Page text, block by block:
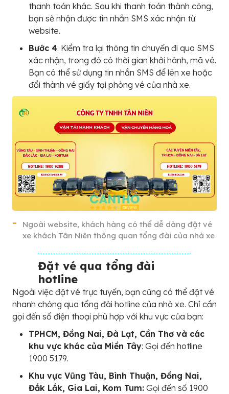
thanh toán khác. Sau khi thanh toán thành công,
bạn sẽ nhận được tin nhắn SMS xác nhận từ
website.
Bước 4: Kiểm tra lại thông tin chuyến đi qua SMS
xác nhận, trong đó có thời gian khởi hành, mã vé.
Bạn có thể sử dụng tin nhắn SMS để lên xe hoặc
đổi thành vé giấy tại phòng vé của nhà xe.
Ngoài website, khách hàng có thể dễ dàng đặt vé
xe khách Tân Niên thông quan tổng đài của nhà xe
Đặt vé qua tổng đài
hotline
Ngoài việc đặt vé trực tuyến, bạn cũng có thể đặt vé
nhanh chóng qua tổng đài hotline của nhà xe. Chỉ cần
gọi đến số điện thoại phù hợp với khu vực của bạn:
TPHCM, Đồng Nai, Đà Lạt, Cần Thơ và các
khu vực khác của Miền Tây: Gọi đến hotline
1900 5179.
Khu vực Vũng Tàu, Bình Thuận, Đồng Nai,
Đắk Lắk, Gia Lai, Kom Tum: Gọi đến số 1900